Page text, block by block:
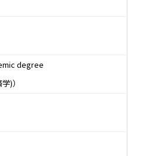
degree
)）